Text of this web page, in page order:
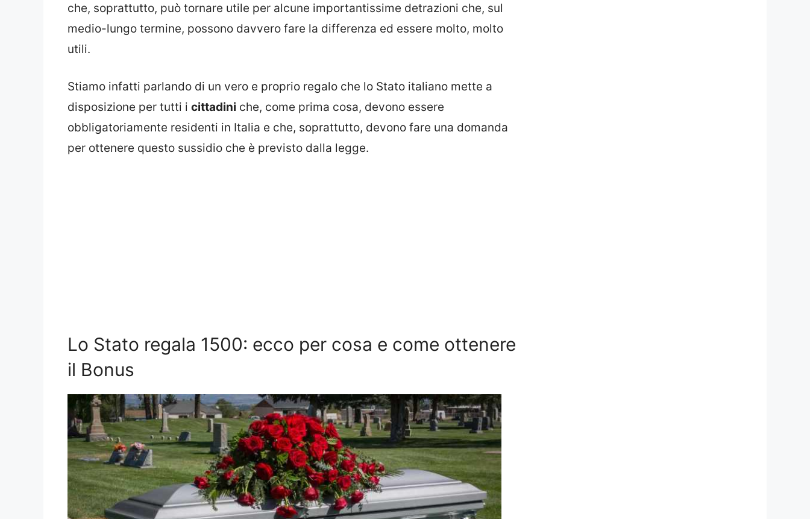
che, soprattutto, può tornare utile per alcune importantissime detrazioni che, sul
medio-lungo termine, possono davvero fare la differenza ed essere molto, molto
utili.
Stiamo infatti parlando di un vero e proprio regalo che lo Stato italiano mette a
disposizione per tutti i cittadini che, come prima cosa, devono essere
obbligatoriamente residenti in Italia e che, soprattutto, devono fare una domanda
per ottenere questo sussidio che è previsto dalla legge.
Lo Stato regala 1500: ecco per cosa e come ottenere
il Bonus